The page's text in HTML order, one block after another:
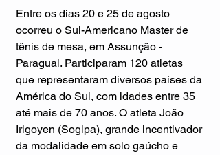
Entre os dias 20 e 25 de agosto
ocorreu o Sul-Americano Master de
tênis de mesa, em Assunção -
Paraguai. Participaram 120 atletas
que representaram diversos países da
América do Sul, com idades entre 35
até mais de 70 anos. O atleta João
Irigoyen (Sogipa), grande incentivador
da modalidade em solo gaúcho e